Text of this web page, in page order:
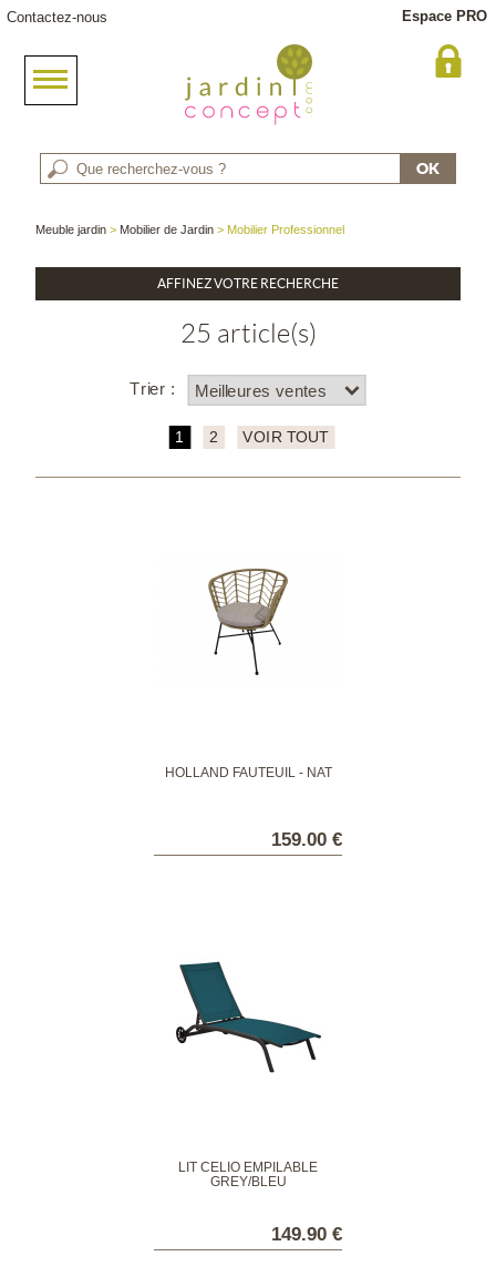
Contactez-nous Espace PRO
Meuble jardin > Mobilier de Jardin > Mobilier Professionnel
AFFINEZ VOTRE RECHERCHE
25 article(s)
Trier :
1 2 VOIR TOUT
HOLLAND FAUTEUIL - NAT
159.00 €
LIT CELIO EMPILABLE
GREY/BLEU
149.90 €